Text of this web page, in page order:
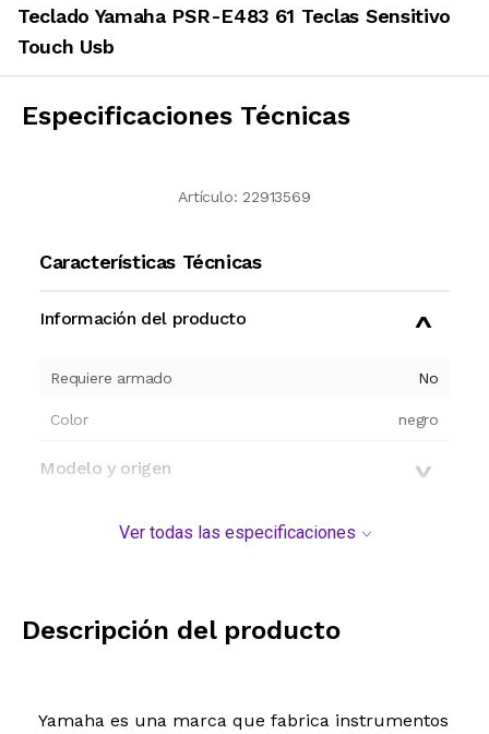
Teclado Yamaha PSR-E483 61 Teclas Sensitivo
Touch Usb
Especificaciones Técnicas
Artículo: 22913569
Características Técnicas
Información del producto
Requiere armado No
Color negro
Modelo y origen
Ver todas las especificaciones
Descripción del producto
Yamaha es una marca que fabrica instrumentos